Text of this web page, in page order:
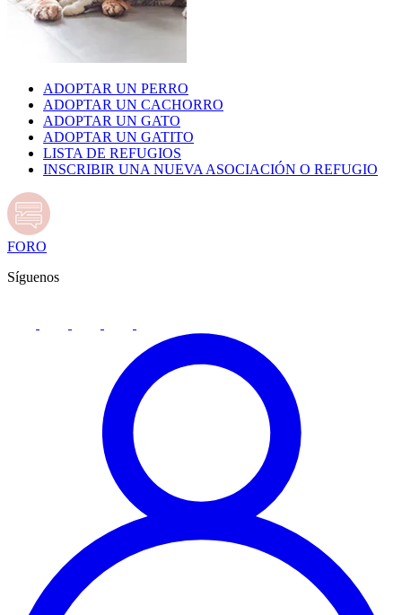
ADOPTAR UN PERRO
ADOPTAR UN CACHORRO
ADOPTAR UN GATO
ADOPTAR UN GATITO
LISTA DE REFUGIOS
INSCRIBIR UNA NUEVA ASOCIACIÓN O REFUGIO
FORO
Síguenos